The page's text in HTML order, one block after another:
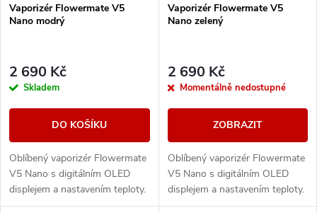
Vaporizér Flowermate V5
Nano modrý
2 690 Kč
Skladem
DO KOŠÍKU
Oblíbený vaporizér Flowermate
V5 Nano s digitálním OLED
displejem a nastavením teploty.
Vaporizér je vhodný nejen na
Vaporizér Flowermate V5
Nano zelený
2 690 Kč
Momentálně nedostupné
ZOBRAZIT
Oblíbený vaporizér Flowermate
V5 Nano s digitálním OLED
displejem a nastavením teploty.
Vaporizér je vhodný nejen na